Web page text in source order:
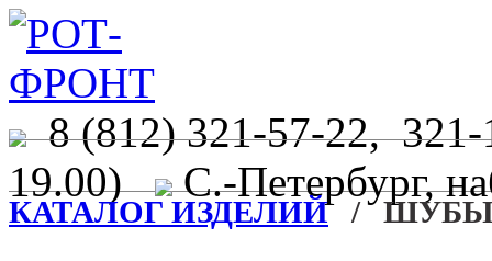
8 (812) 321-57-22,
19.00) С.-Петербург,
КАТАЛОГ ИЗДЕЛИЙ/ ШУБЫ,